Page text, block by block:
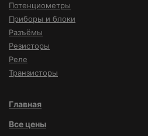
Потенциометры
Приборы и блоки
Разъёмы
Резисторы
Реле
Транзисторы
Главная
Все цены